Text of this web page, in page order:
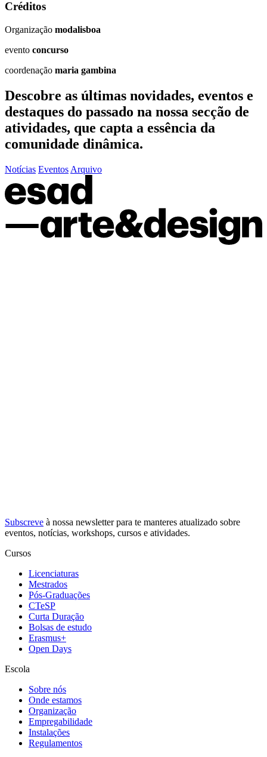
Créditos
Organização modalisboa
evento concurso
coordenação maria gambina
Descobre as últimas novidades, eventos e
destaques do passado na nossa secção de
atividades, que capta a essência da
comunidade dinâmica.
Notícias Eventos Arquivo
Subscreve à nossa newsletterpara te manteres atualizado sobre
eventos, notícias, workshops, cursos e atividades.
Cursos
Licenciaturas
Mestrados
Pós-Graduações
CTeSP
Curta Duração
Bolsas de estudo
Erasmus+
Open Days
Escola
Sobre nós
Onde estamos
Organização
Empregabilidade
Instalações
Regulamentos